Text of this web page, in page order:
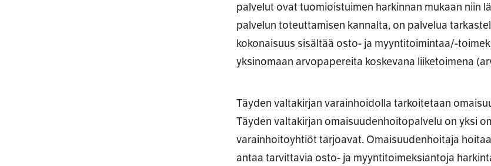
palvelut ovat tuomioistuimen harkinnan mukaan niin
palvelun toteuttamisen kannalta, on palvelua
kokonaisuus sisältää osto- ja myyntitoimintaa/-
yksinomaan arvopapereita koskevana liiketoimena
Täyden valtakirjan varainhoidolla tarkoitetaan
Täyden valtakirjan omaisuudenhoitopalvelu on yksi
varainhoitoyhtiöt tarjoavat. Omaisuudenhoitaja
antaa tarvittavia osto- ja myyntitoimeksiantoja